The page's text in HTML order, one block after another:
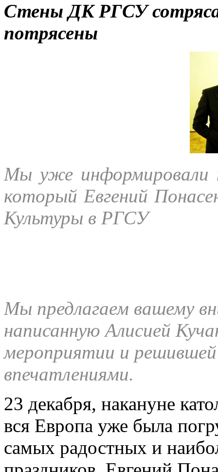
Стены ДК РГСУ
потрясены
Мы уже информировали
который Евгений
Культуры в РГСУ
Мы предлагаем вашему
написанную Алисией
мероприятии и
впечатлениями.
23 декабря, накануне
вся Европа уже была
самых радостных и